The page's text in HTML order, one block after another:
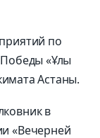
по
«Ұлы
Астаны.
в
«Вечерней